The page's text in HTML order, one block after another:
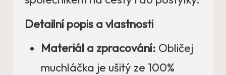
Detailní popis a vlastnosti
Materiál a zpracování: Obličej
muchláčka je ušitý ze 100%